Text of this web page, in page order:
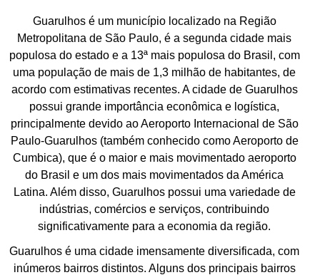
Guarulhos é um município localizado na Região
Metropolitana de São Paulo, é a segunda cidade mais
populosa do estado e a 13ª mais populosa do Brasil, com
uma população de mais de 1,3 milhão de habitantes, de
acordo com estimativas recentes. A cidade de Guarulhos
possui grande importância econômica e logística,
principalmente devido ao Aeroporto Internacional de São
Paulo-Guarulhos (também conhecido como Aeroporto de
Cumbica), que é o maior e mais movimentado aeroporto
do Brasil e um dos mais movimentados da América
Latina. Além disso, Guarulhos possui uma variedade de
indústrias, comércios e serviços, contribuindo
significativamente para a economia da região.
Guarulhos é uma cidade imensamente diversificada, com
inúmeros bairros distintos. Alguns dos principais bairros